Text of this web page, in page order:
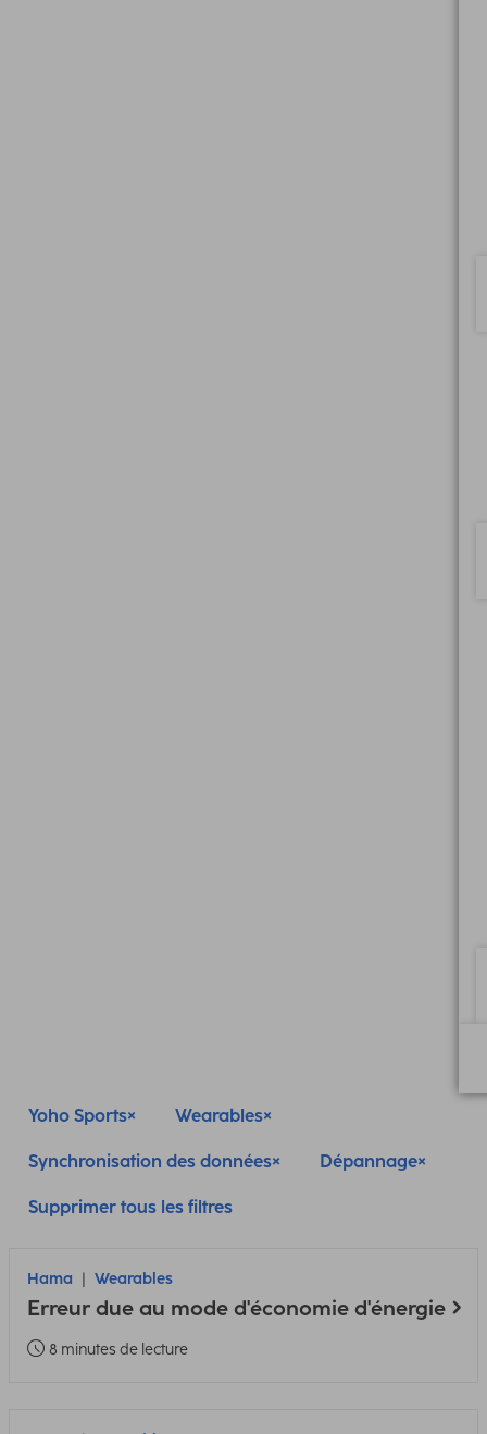
Yoho Sports Wearables
Synchronisation des données Dépannage
Supprimer tous les filtres
Hama Wearables
Erreur due au mode d'économie d'énergie
8 minutes de lecture